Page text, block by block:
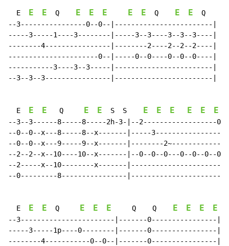
  E
E E
  Q
E E E E E
  Q
E E
  Q
--3----------------0--0--|------------------------|
-----3-----1----3--------|-----3--3----3--3--3----|
--------4----------------|--------2----2--2--2----|
----------------------0--|-----0--0----0--0--0----|
-----------3----3--3-----|------------------------|
--3--3--3----------------|------------------------|
  E
E E
   Q
E E
  S  S
E E E E E E
--3--3------8-----8-----2h-3-|--2------------------
--0--0--x---8-----8--x-------|-----
--0--0--x---9-----9--x-------|--------
--2--2--x--10----10--x-------|--0--0--0---0--0--0--
--2-----x--10--------x-------
--0---------8----------------
  E
E E
  Q
E E E
     Q    Q
E E E E
--3-----------------------|-------0----------------
-----3-----1p----0--------|-------0----------------
--------4-----------0--0--|-------0----------------